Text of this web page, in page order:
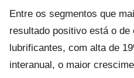
Entre os segmentos que
resultado positivo está o
lubrificantes, com alta de
interanual, o maior